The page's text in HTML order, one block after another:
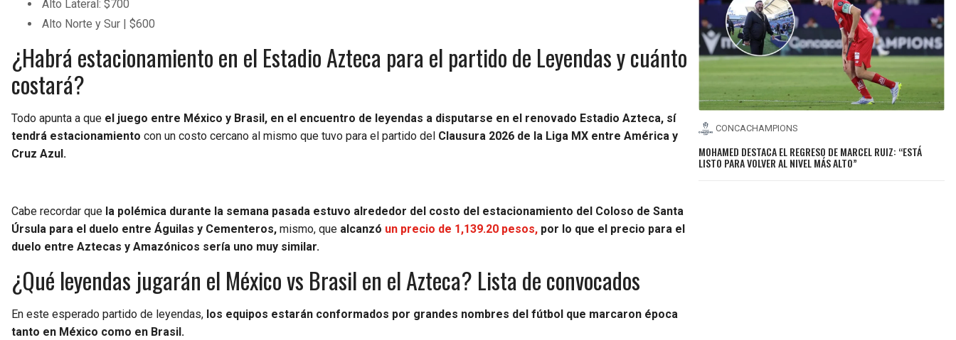
Alto Lateral: $700
Alto Norte y Sur | $600
¿Habrá estacionamiento en el Estadio Azteca para el partido de Leyendas y cuánto
costará?
Todo apunta a que el juego entre México y Brasil, en el encuentro de leyendas a disputarse en el renovado Estadio Azteca, sí
tendrá estacionamiento con un costo cercano al mismo que tuvo para el partido del Clausura 2026 de la Liga MX entre América y
Cruz Azul.
Cabe recordar que la polémica durante la semana pasada estuvo alrededor del costo del estacionamiento del Coloso de Santa
Úrsula para el duelo entre Águilas y Cementeros, mismo, que alcanzó un precio de 1,139.20 pesos, por lo que el precio para el
duelo entre Aztecas y Amazónicos sería uno muy similar.
¿Qué leyendas jugarán el México vs Brasil en el Azteca? Lista de convocados
En este esperado partido de leyendas, los equipos estarán conformados por grandes nombres del fútbol que marcaron época
tanto en México como en Brasil.
CONCACHAMPIONS
MOHAMED DESTACA EL REGRESO DE MARCEL RUIZ: “ESTÁ
LISTO PARA VOLVER AL NIVEL MÁS ALTO”